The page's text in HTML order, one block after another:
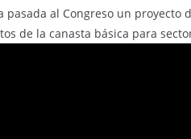
pasada al Congreso un proyecto
de la canasta básica para